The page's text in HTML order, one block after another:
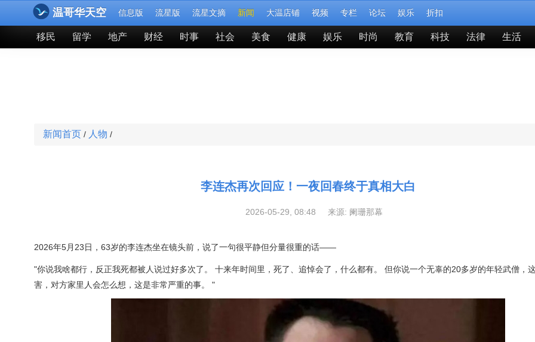
温哥华天空 信息版 流星版 流星文摘 新闻 大温店铺 视频 专栏 论坛 娱乐 折扣
移民 留学 地产 财经 时事 社会 美食 健康 娱乐 时尚 教育 科技 法律 生活
新闻首页 / 人物 /
李连杰再次回应！一夜回春终于真相大白
2026-05-29, 08:48 来源: 阑珊那幕
2026年5月23日，63岁的李连杰坐在镜头前，说了一句很平静但分量很重的话——
"你说我啥都行，反正我死都被人说过好多次了。 十来年时间里，死了、追悼会了，什么都有。 但你说一个无辜的20多岁的年轻武僧，
害，对方家里人会怎么想，这是非常严重的事。 "